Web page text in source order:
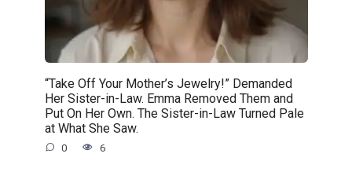
“Take Off Your Mother’s Jewelry!” Demanded
Her Sister-in-Law. Emma Removed Them and
Put On Her Own. The Sister-in-Law Turned Pale
at What She Saw.
0 6